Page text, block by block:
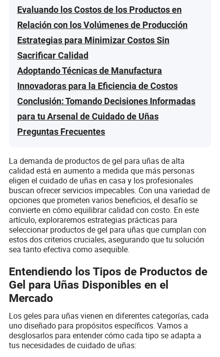
Evaluando los Costos de los Productos en
Relación con los Volúmenes de Producción
Estrategias para Minimizar Costos Sin
Sacrificar Calidad
Adoptando Técnicas de Manufactura
Innovadoras para la Eficiencia de Costos
Conclusión: Tomando Decisiones Informadas
para tu Arsenal de Cuidado de Uñas
Preguntas Frecuentes
La demanda de productos de gel para uñas de alta
calidad está en aumento a medida que más personas
eligen el cuidado de uñas en casa y los profesionales
buscan ofrecer servicios impecables. Con una variedad de
opciones que prometen varios beneficios, el desafío se
convierte en cómo equilibrar calidad con costo. En este
artículo, exploraremos estrategias prácticas para
seleccionar productos de gel para uñas que cumplan con
estos dos criterios cruciales, asegurando que tu solución
sea tanto efectiva como asequible.
Entendiendo los Tipos de Productos de
Gel para Uñas Disponibles en el
Mercado
Los geles para uñas vienen en diferentes categorías, cada
uno diseñado para propósitos específicos. Vamos a
desglosarlos para entender cómo cada tipo se adapta a
tus necesidades de cuidado de uñas: